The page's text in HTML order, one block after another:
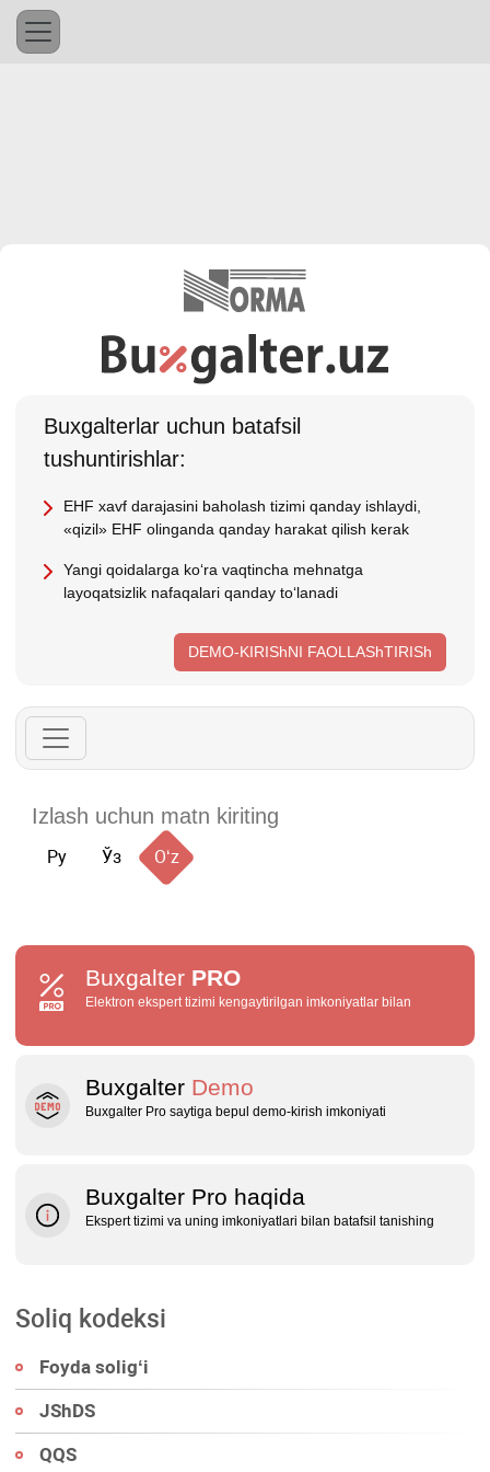
Buхgalterlar uchun batafsil
tushuntirishlar:
EHF хavf darajasini baholash tizimi qanday ishlaydi,
«qizil» EHF olinganda qanday harakat qilish kerak
Yangi qoidalarga koʻra vaqtincha mehnatga
layoqatsizlik nafaqalari qanday toʻlanadi
DEMO-KIRIShNI FAOLLAShTIRISh
Ру Ўз Oʻz
Buxgalter PRO
Elektron ekspert tizimi kengaytirilgan imkoniyatlar bilan
Buxgalter Demo
Buxgalter Pro saytiga bepul demo‑kirish imkoniyati
Buxgalter Pro haqida
Ekspert tizimi va uning imkoniyatlari bilan batafsil tanishing
Soliq kodeksi
Foyda soligʻi
JShDS
QQS